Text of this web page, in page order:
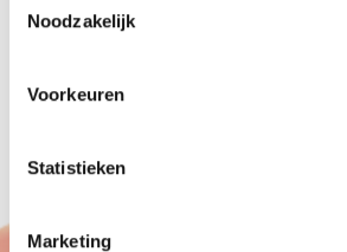
Noodzakelijk
Voorkeuren
Statistieken
Marketing
ballonnen nodig.